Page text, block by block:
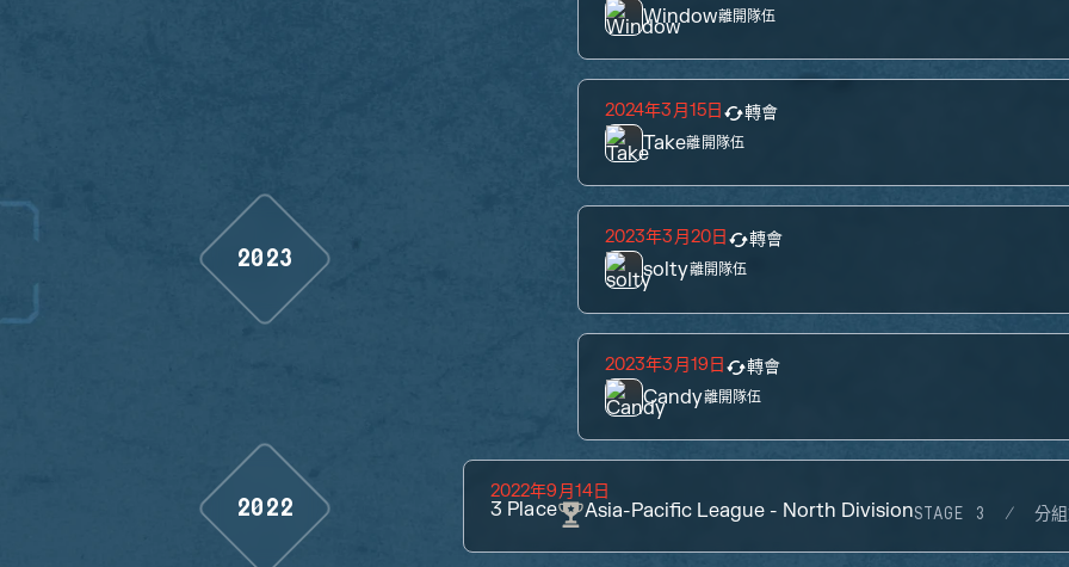
Window離開隊伍
2024年3月15日 轉會
Take離開隊伍
2023
2023年3月20日 轉會
solty離開隊伍
2023年3月19日 轉會
Candy離開隊伍
2022
2022年9月14日
3 Place Asia-Pacific League - North DivisionSTAGE 3 分